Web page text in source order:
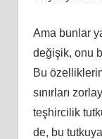
Ama bunlar
değişik, onu
Bu
sınırları
teşhircilik
de, bu